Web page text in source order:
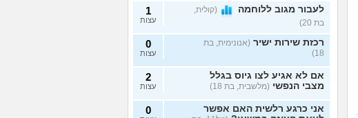
לעבור מגוב ללוחמה
(קולית,
בת 20)
1
עצות
רכזת שירות ישיר (אנונימית, בת
18)
0
עצות
אם לא אגיע לצו גיוס בגלל
מצבי הנפשי (מלשבית, בת 18)
2
עצות
אני כרגע רלשית האם אפשר
0